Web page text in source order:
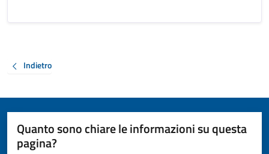
Indietro
Quanto sono chiare le informazioni su questa
pagina?